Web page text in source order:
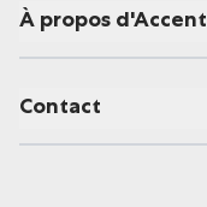
À propos d'Accent
Contact